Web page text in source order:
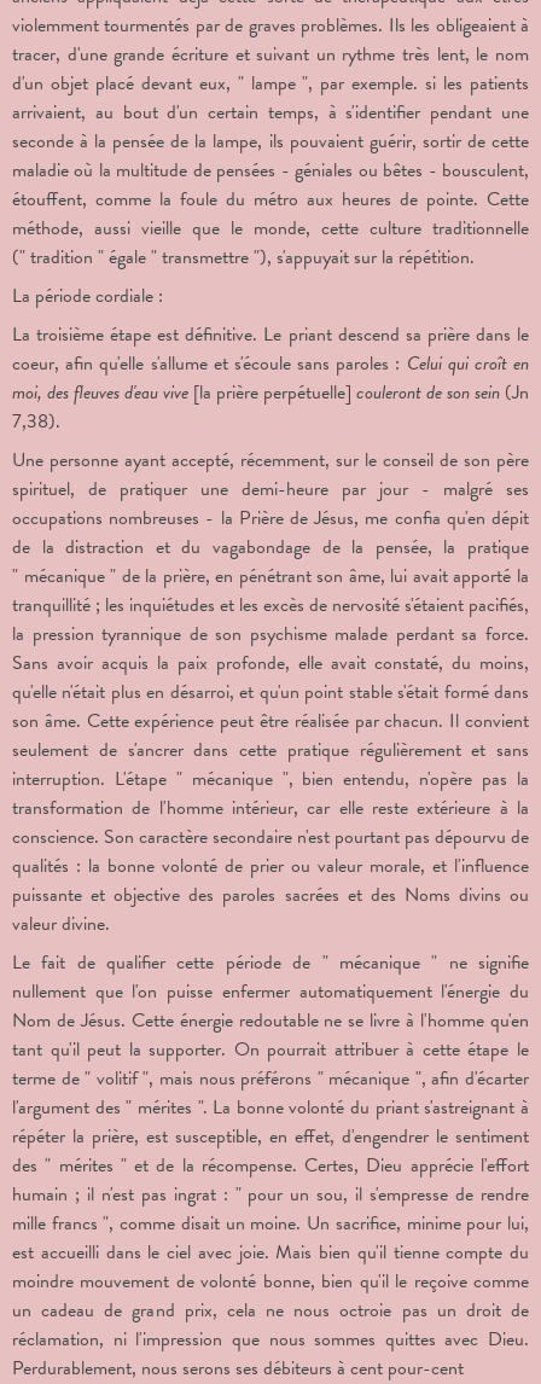
violemment tourmentés par de graves problèmes. Ils les obligeaient à
tracer, d'une grande écriture et suivant un rythme très lent, le nom
d'un objet placé devant eux, " lampe ", par exemple. si les patients
arrivaient, au bout d'un certain temps, à s'identifier pendant une
seconde à la pensée de la lampe, ils pouvaient guérir, sortir de cette
maladie où la multitude de pensées - géniales ou bêtes - bousculent,
étouffent, comme la foule du métro aux heures de pointe. Cette
méthode, aussi vieille que le monde, cette culture traditionnelle
(" tradition " égale " transmettre "), s'appuyait sur la répétition.
La période cordiale :
La troisième étape est définitive. Le priant descend sa prière dans le
coeur, afin qu'elle s'allume et s'écoule sans paroles : Celui qui croît en
moi, des fleuves d'eau vive [la prière perpétuelle] couleront de son sein (Jn
7,38).
Une personne ayant accepté, récemment, sur le conseil de son père
spirituel, de pratiquer une demi-heure par jour - malgré ses
occupations nombreuses - la Prière de Jésus, me confia qu'en dépit
de la distraction et du vagabondage de la pensée, la pratique
" mécanique " de la prière, en pénétrant son âme, lui avait apporté la
tranquillité ; les inquiétudes et les excès de nervosité s'étaient pacifiés,
la pression tyrannique de son psychisme malade perdant sa force.
Sans avoir acquis la paix profonde, elle avait constaté, du moins,
qu'elle n'était plus en désarroi, et qu'un point stable s'était formé dans
son âme. Cette expérience peut être réalisée par chacun. Il convient
seulement de s'ancrer dans cette pratique régulièrement et sans
interruption. L'étape " mécanique ", bien entendu, n'opère pas la
transformation de l'homme intérieur, car elle reste extérieure à la
conscience. Son caractère secondaire n'est pourtant pas dépourvu de
qualités : la bonne volonté de prier ou valeur morale, et l'influence
puissante et objective des paroles sacrées et des Noms divins ou
valeur divine.
Le fait de qualifier cette période de " mécanique " ne signifie
nullement que l'on puisse enfermer automatiquement l'énergie du
Nom de Jésus. Cette énergie redoutable ne se livre à l'homme qu'en
tant qu'il peut la supporter. On pourrait attribuer à cette étape le
terme de " volitif ", mais nous préférons " mécanique ", afin d'écarter
l'argument des " mérites ". La bonne volonté du priant s'astreignant à
répéter la prière, est susceptible, en effet, d'engendrer le sentiment
des " mérites " et de la récompense. Certes, Dieu apprécie l'effort
humain ; il n'est pas ingrat : " pour un sou, il s'empresse de rendre
mille francs ", comme disait un moine. Un sacrifice, minime pour lui,
est accueilli dans le ciel avec joie. Mais bien qu'il tienne compte du
moindre mouvement de volonté bonne, bien qu'il le reçoive comme
un cadeau de grand prix, cela ne nous octroie pas un droit de
réclamation, ni l'impression que nous sommes quittes avec Dieu.
Perdurablement, nous serons ses débiteurs à cent pour-cent